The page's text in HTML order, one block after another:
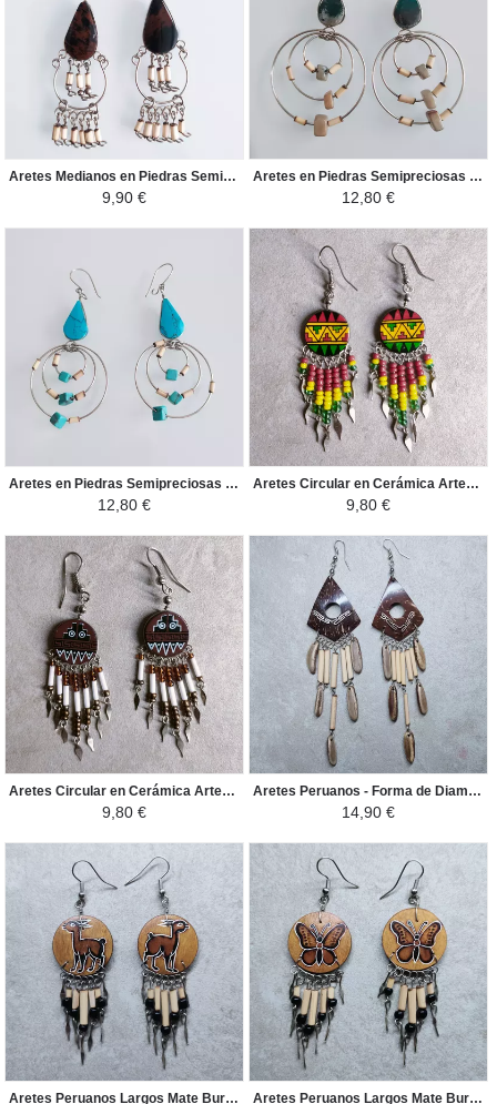
Aretes Medianos en Piedras Semipreciosas - Adornos en Bambú o Piedras Preciosas - Marron/Negro
9,90 €
Aretes en Piedras Semipreciosas - Gota y Tres Circulos Artesanales de Perú - Verde Oscuro
12,80 €
Aretes en Piedras Semipreciosas - Gota y Tres Circulos Artesanales de Perú - Celeste
12,80 €
Aretes Circular en Cerámica Artesanal - Perlas de Rocalla - Amarillo/Rojo/Verde
9,80 €
Aretes Circular en Cerámica Artesanal - Perlas de Rocalla - Marron/Blanco
9,80 €
Aretes Peruanos - Forma de Diamante Granos del Bosque y Coco - Marron/Negro
14,90 €
Aretes Peruanos Largos Mate Burilado - Vicuña Grabada/Flecos de Bambú y Semillas - Marron/Negro Aretes Peruanos Largos Mate Burilado - Mariposa Grabada/Flecos de Bambú y Semillas - Marron/Negro